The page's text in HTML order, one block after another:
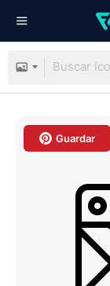
Guardar